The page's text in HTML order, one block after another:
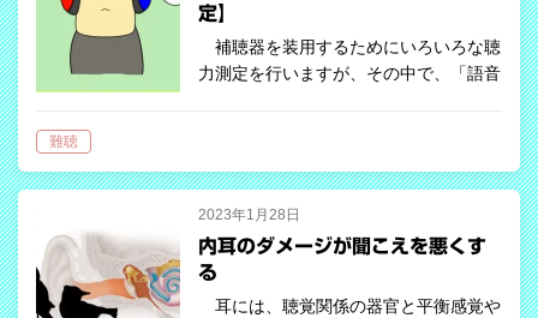
定】
補聴器を装用するためにいろいろな聴
力測定を行いますが、その中で、「語音
には必要不可欠な測定です。 難聴の
状態…
難聴
2023年1月28日
内耳のダメージが聞こえを悪くす
る
耳には、聴覚関係の器官と平衡感覚や